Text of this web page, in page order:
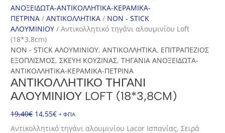
ΑΝΟΞΕΙΔΩΤΑ-ΑΝΤΙΚΟΛΛΗΤΙΚΑ-ΚΕΡΑΜΙΚΑ-
ΠΕΤΡΙΝΑ /ΑΝΤΙΚΟΛΛΗΤΙΚΑ / NON - STICK
ΑΛΟΥΜΙΝΙΟΥ / Αντικολλητικό τηγάνι αλουμινίου Loft
(18*3,8cm)
NON - STICK ΑΛΟΥΜΙΝΙΟΥ,ΑΝΤΙΚΟΛΛΗΤΙΚΑ, ΕΠΙΤΡΑΠΕΖΙΟΣ
ΕΞΟΠΛΙΣΜΟΣ,ΣΚΕΥΗ ΚΟΥΖΙΝΑΣ,ΤΗΓΑΝΙΑ ΑΝΟΞΕΙΔΩΤΑ-
ΑΝΤΙΚΟΛΛΗΤΙΚΑ-ΚΕΡΑΜΙΚΑ-ΠΕΤΡΙΝΑ
ΑΝΤΙΚΟΛΛΗΤΙΚΌ ΤΗΓΆΝΙ
ΑΛΟΥΜΙΝΊΟΥ LOFT (18*3,8CM)
19,40€ Original
price
14,55€Η
τρέχουσα
+ ΦΠΑ
Αντικολλητικό τηγάνι αλουμινίου Lacor Ισπανίας, Σειρά